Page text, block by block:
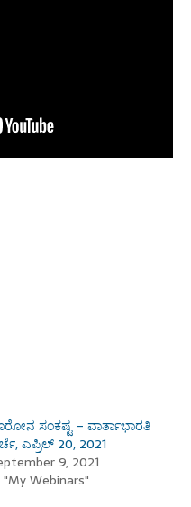
ಸಂಕಷ್ಟ – ವಾರ್ತಾಭಾರತಿ
ಎಪ್ರಿಲ್ 20, 2021
9, 2021
"My Webinars"